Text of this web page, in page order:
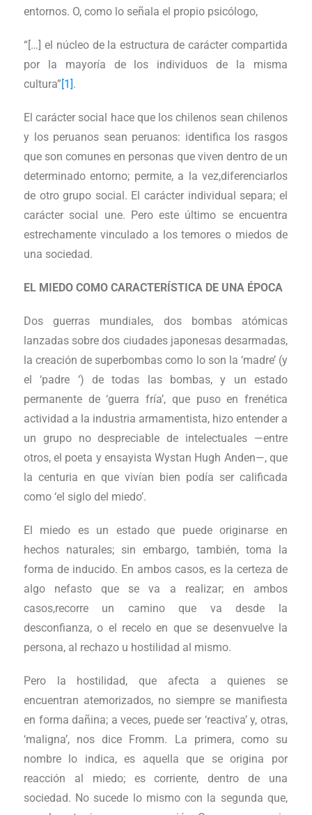
entornos. O, como lo señala el propio psicólogo,
“[…] el núcleo de la estructura de carácter compartida
por la mayoría de los individuos de la misma
cultura”[1].
El carácter social hace que los chilenos sean chilenos
y los peruanos sean peruanos: identifica los rasgos
que son comunes en personas que viven dentro de un
determinado entorno; permite, a la vez,diferenciarlos
de otro grupo social. El carácter individual separa; el
carácter social une. Pero este último se encuentra
estrechamente vinculado a los temores o miedos de
una sociedad.
EL MIEDO COMO CARACTERÍSTICA DE UNA ÉPOCA
Dos guerras mundiales, dos bombas atómicas
lanzadas sobre dos ciudades japonesas desarmadas,
la creación de superbombas como lo son la ‘madre’ (y
el ‘padre ‘) de todas las bombas, y un estado
permanente de ‘guerra fría’, que puso en frenética
actividad a la industria armamentista, hizo entender a
un grupo no despreciable de intelectuales —entre
otros, el poeta y ensayista Wystan Hugh Anden—, que
la centuria en que vivían bien podía ser calificada
como ‘el siglo del miedo’.
El miedo es un estado que puede originarse en
hechos naturales; sin embargo, también, toma la
forma de inducido. En ambos casos, es la certeza de
algo nefasto que se va a realizar; en ambos
casos,recorre un camino que va desde la
desconfianza, o el recelo en que se desenvuelve la
persona, al rechazo u hostilidad al mismo.
Pero la hostilidad, que afecta a quienes se
encuentran atemorizados, no siempre se manifiesta
en forma dañina; a veces, puede ser ‘reactiva’ y, otras,
‘maligna’, nos dice Fromm. La primera, como su
nombre lo indica, es aquella que se origina por
reacción al miedo; es corriente, dentro de una
sociedad. No sucede lo mismo con la segunda que,